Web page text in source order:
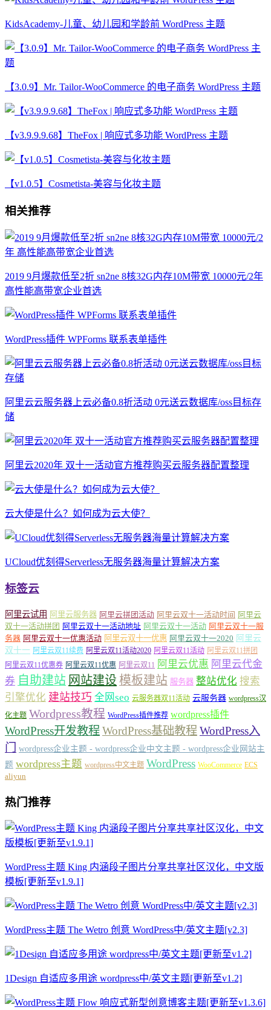
KidsAcademy-儿童、幼儿园和学龄前 WordPress 主题
【3.0.9】Mr. Tailor-WooCommerce 的电子商务 WordPress 主题
【v3.9.9.9.68】TheFox | 响应式多功能 WordPress 主题
【v1.0.5】Cosmetista-美容与化妆主题
相关推荐
2019 9月爆款低至2折 sn2ne 8核32G内存10M带宽 10000元/2年
高性能高带宽企业首选
WordPress插件 WPForms 联系表单插件
阿里云云服务器上云必备0.8折活动 0元送云数据库/oss目标存
储
阿里云2020年 双十一活动官方推荐购买云服务器配置整理
云大使是什么？如何成为云大使？
UCloud优刻得Serverless无服务器海量计算解决方案
标签云
阿里云试用 阿里云服务器 阿里云拼团活动 阿里云双十一活动时间 阿里云
双十一活动拼团 阿里云双十一活动地址 阿里云双十一活动 阿里云双十一服
务器 阿里云双十一优惠活动 阿里云双十一优惠 阿里云双十一2020 阿里云
双十一 阿里云双11续费 阿里云双11活动2020 阿里云双11活动 阿里云双11拼团
阿里云双11优惠券 阿里云双11优惠 阿里云双11 阿里云优惠 阿里云代金
券 自助建站 网站建设 模板建站 服务器 整站优化 搜索
引擎优化 建站技巧 全网seo 云服务器双11活动 云服务器 wordpress汉
化主题 Wordpress教程 WordPress插件推荐 wordpress插件
WordPress开发教程WordPress基础教程WordPress入
门
wordpress企业主题 - wordpress企业中文主题 - wordpress企业网站主
题 wordpress主题 wordpress中文主题 WordPress WooCommerce ECS
aliyun
热门推荐
WordPress主题 King 内涵段子图片分享共享社区汉化，中文版
模板[更新至v1.9.1]
WordPress主题 The Wetro 创意 WordPress中/英文主题[v2.3]
1Design 自适应多用途 wordpress中/英文主题[更新至v1.2]